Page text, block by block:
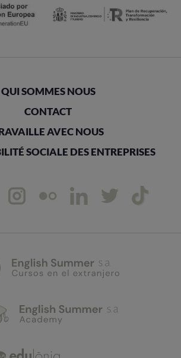
QUI SOMMES NOUS
CONTACT
AVEC NOUS
SOCIALE DES ENTREPRISES